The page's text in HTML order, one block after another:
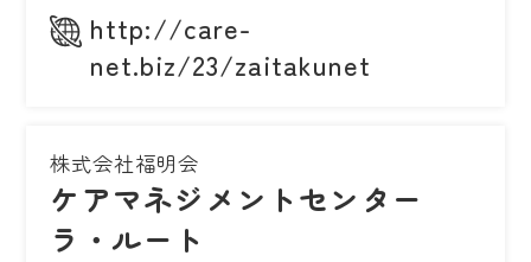
http://care-
net.biz/23/zaitakunet
株式会社福明会
ケアマネジメントセンター
ラ・ルート